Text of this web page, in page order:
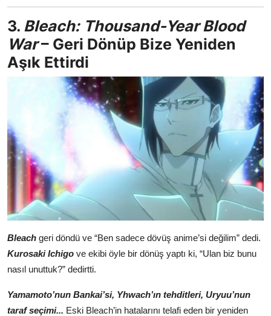
3. Bleach: Thousand-Year Blood
War– Geri Dönüp Bize Yeniden
Aşık Ettirdi
Bleach geri döndü ve “Ben sadece dövüş anime’si değilim” dedi.
Kurosaki Ichigo ve ekibi öyle bir dönüş yaptı ki, “Ulan biz bunu
nasıl unuttuk?” dedirtti.
Yamamoto’nun Bankai’si, Yhwach’ın tehditleri, Uryuu’nun
taraf seçimi... Eski Bleach’in hatalarını telafi eden bir yeniden